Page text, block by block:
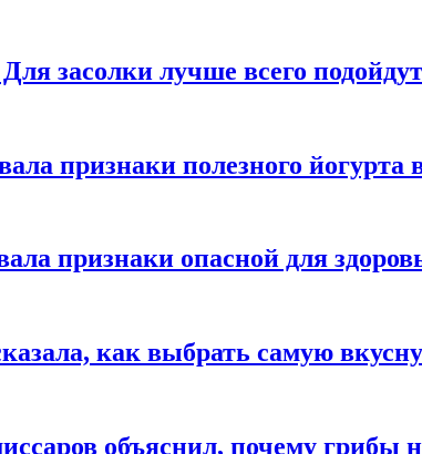
засолки лучше всего
признаки полезного йогурта
признаки опасной для
как выбрать самую
объяснил, почему грибы